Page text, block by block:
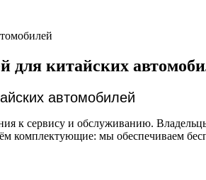
для китайских
автомобилей
к сервису и обслуживанию.
комплектующие: мы обеспечиваем